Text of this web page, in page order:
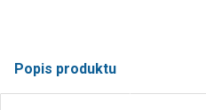
Popis produktu